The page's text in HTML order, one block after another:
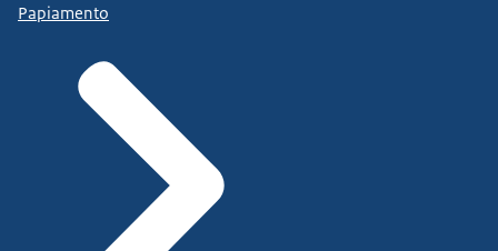
Papiamento